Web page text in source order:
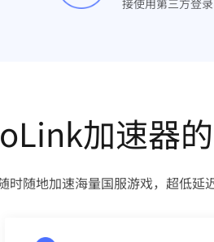
加速器
时随地加速海量国服游戏，超低延